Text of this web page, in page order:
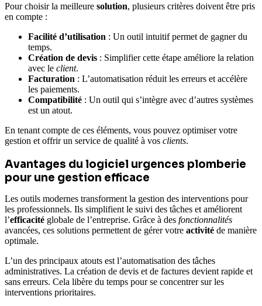
Pour choisir la meilleure solution, plusieurs critères doivent être pris
en compte :
Facilité d’utilisation : Un outil intuitif permet de gagner du
temps.
Création de devis : Simplifier cette étape améliore la relation
avec le client.
Facturation : L’automatisation réduit les erreurs et accélère
les paiements.
Compatibilité : Un outil qui s’intègre avec d’autres systèmes
est un atout.
En tenant compte de ces éléments, vous pouvez optimiser votre
gestion et offrir un service de qualité à vos clients.
Avantages du logiciel urgences plomberie
pour une gestion efficace
Les outils modernes transforment la gestion des interventions pour
les professionnels. Ils simplifient le suivi des tâches et améliorent
l’efficacité globale de l’entreprise. Grâce à des fonctionnalités
avancées, ces solutions permettent de gérer votre activité de manière
optimale.
L’un des principaux atouts est l’automatisation des tâches
administratives. La création de devis et de factures devient rapide et
sans erreurs. Cela libère du temps pour se concentrer sur les
interventions prioritaires.